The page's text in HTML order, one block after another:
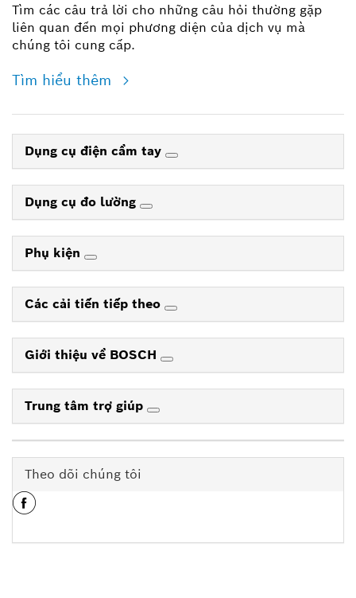
Tìm các câu trả lời cho những câu hỏi thường gặp
liên quan đến mọi phương diện của dịch vụ mà
chúng tôi cung cấp.
Tìm hiểu thêm
Dụng cụ điện cầm tay
Dụng cụ đo lường
Phụ kiện
Các cải tiến tiếp theo
Giới thiệu về BOSCH
Trung tâm trợ giúp
Theo dõi chúng tôi